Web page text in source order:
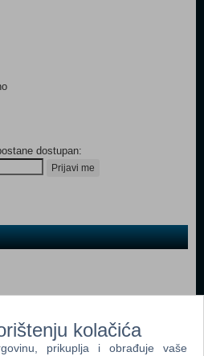
dostupan:
Prijavi me
kolačića
prikuplja i obrađuje vaše